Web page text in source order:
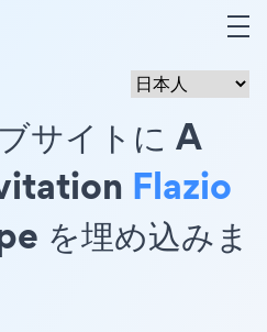
サイトに A
Flazio
を埋め込みま